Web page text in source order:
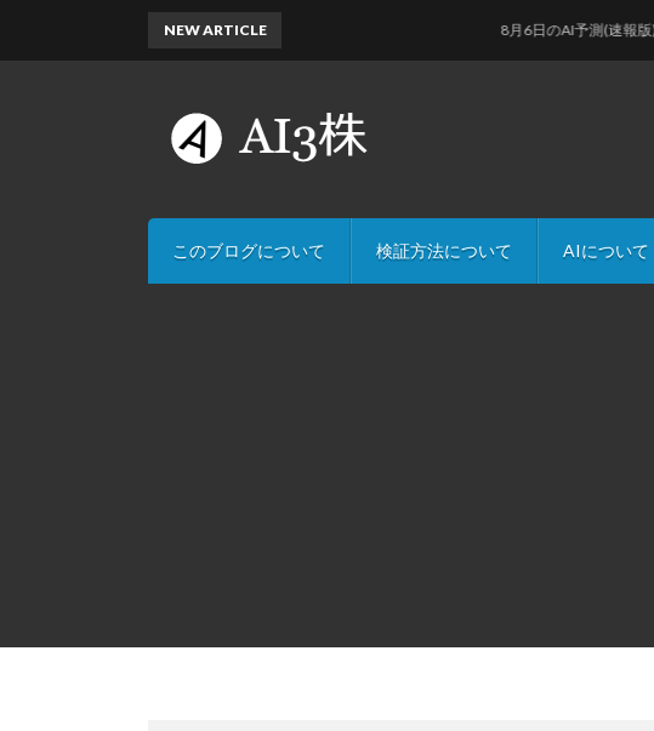
このブログについて 検証方法について AIについて
NEW ARTICLE 8月6日のAI予測(速報版)